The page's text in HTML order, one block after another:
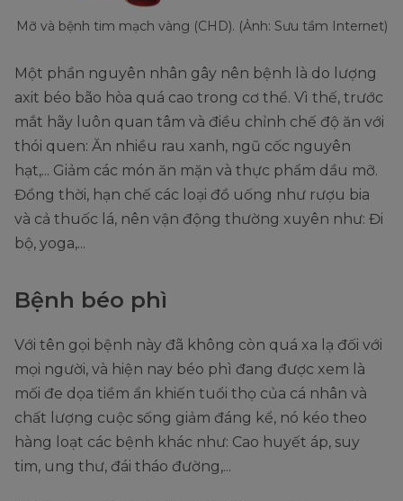
Mỡ và bệnh tim mạch vàng (CHD). (Ảnh: Sưu tầm Internet)
Một phần nguyên nhân gây nên bệnh là do lượng
axit béo bão hòa quá cao trong cơ thể. Vì thế, trước
mắt hãy luôn quan tâm và điều chỉnh chế độ ăn với
thói quen: Ăn nhiều rau xanh, ngũ cốc nguyên
hạt,... Giảm các món ăn mặn và thực phẩm dầu mỡ.
Đồng thời, hạn chế các loại đồ uống như rượu bia
và cả thuốc lá, nên vận động thường xuyên như: Đi
bộ, yoga,...
Bệnh béo phì
Với tên gọi bệnh này đã không còn quá xa lạ đối với
mọi người, và hiện nay béo phì đang được xem là
mối đe dọa tiềm ẩn khiến tuổi thọ của cá nhân và
chất lượng cuộc sống giảm đáng kể, nó kéo theo
hàng loạt các bệnh khác như: Cao huyết áp, suy
tim, ung thư, đái tháo đường,...